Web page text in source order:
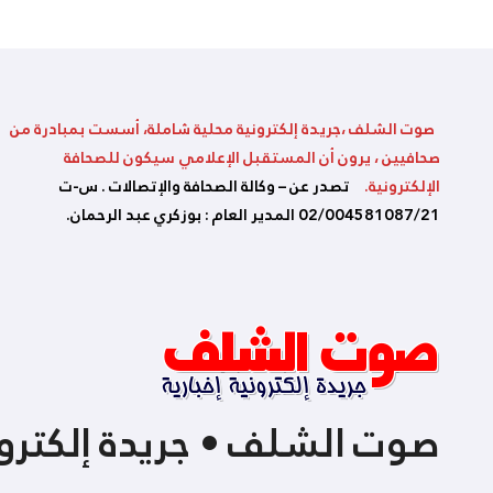
صوت الشلف ،جريدة إلكترونية محلية شاملة، أسست بمبادرة من
صحافيين ، يرون أن المستقبل الإعلامي سيكون للصحافة
الإلكترونية. تصدر عن – وكالة الصحافة والإتصالات . س-ت
02/004581087/21 المدير العام : بوزكري عبد الرحمان.
صوت الشلف • جريدة